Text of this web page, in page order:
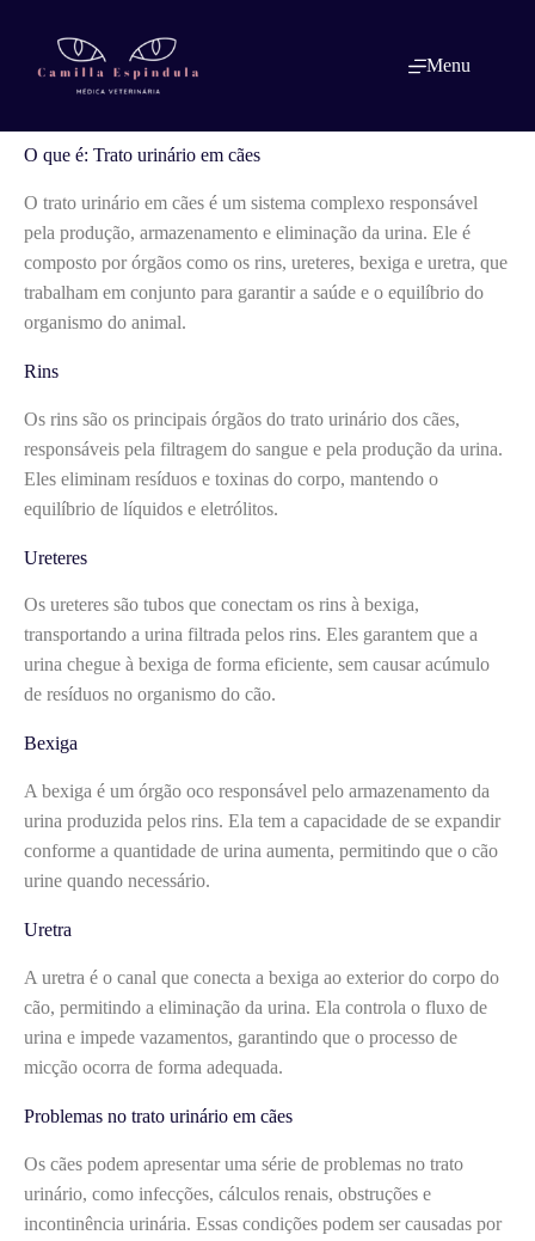
conteúdo
Menu
O que é: Trato urinário em cães
O que é: Trato urinário em cães
O trato urinário em cães é um sistema complexo responsável
pela produção, armazenamento e eliminação da urina. Ele é
composto por órgãos como os rins, ureteres, bexiga e uretra, que
trabalham em conjunto para garantir a saúde e o equilíbrio do
organismo do animal.
Rins
Os rins são os principais órgãos do trato urinário dos cães,
responsáveis pela filtragem do sangue e pela produção da urina.
Eles eliminam resíduos e toxinas do corpo, mantendo o
equilíbrio de líquidos e eletrólitos.
Ureteres
Os ureteres são tubos que conectam os rins à bexiga,
transportando a urina filtrada pelos rins. Eles garantem que a
urina chegue à bexiga de forma eficiente, sem causar acúmulo
de resíduos no organismo do cão.
Bexiga
A bexiga é um órgão oco responsável pelo armazenamento da
urina produzida pelos rins. Ela tem a capacidade de se expandir
conforme a quantidade de urina aumenta, permitindo que o cão
urine quando necessário.
Uretra
A uretra é o canal que conecta a bexiga ao exterior do corpo do
cão, permitindo a eliminação da urina. Ela controla o fluxo de
urina e impede vazamentos, garantindo que o processo de
micção ocorra de forma adequada.
Problemas no trato urinário em cães
Os cães podem apresentar uma série de problemas no trato
urinário, como infecções, cálculos renais, obstruções e
incontinência urinária. Essas condições podem ser causadas por